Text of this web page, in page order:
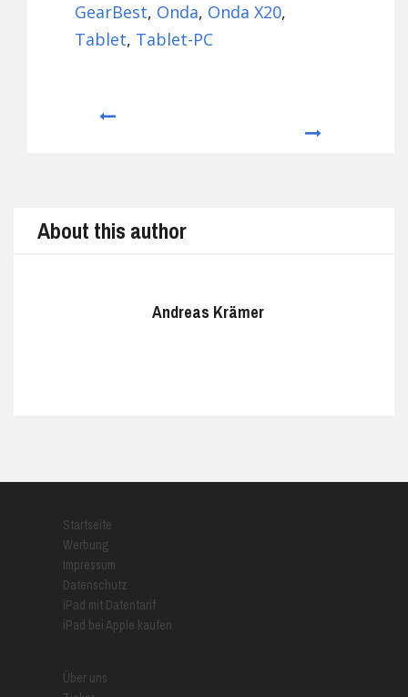
GearBest, Onda, Onda X20,
Tablet, Tablet-PC
About this author
Andreas Krämer
Startseite
Werbung
Impressum
Datenschutz
iPad mit Datentarif
iPad bei Apple kaufen
Über uns